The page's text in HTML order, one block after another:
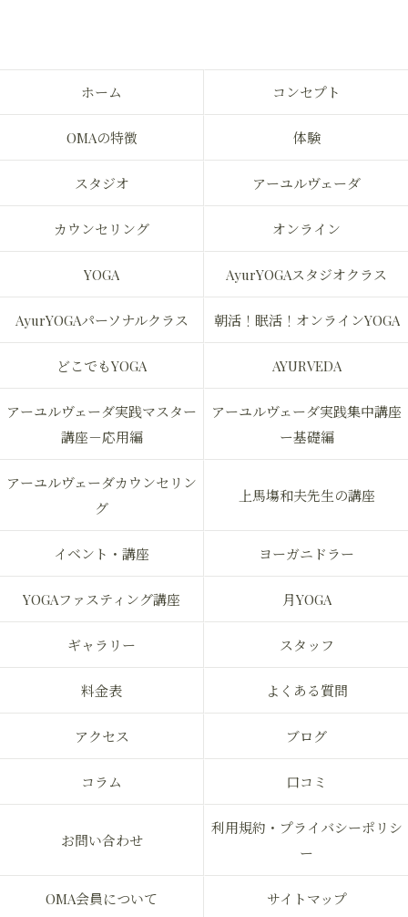
ホーム コンセプト
OMAの特徴 体験
スタジオ アーユルヴェーダ
カウンセリング オンライン
YOGA AyurYOGAスタジオクラス
AyurYOGAパーソナルクラス 朝活！眠活！オンラインYOGA
どこでもYOGA AYURVEDA
アーユルヴェーダ実践マスター
講座－応用編
アーユルヴェーダ実践集中講座
ー基礎編
アーユルヴェーダカウンセリン
グ
上馬塲和夫先生の講座
イベント・講座 ヨーガニドラー
YOGAファスティング講座 月YOGA
ギャラリー スタッフ
料金表 よくある質問
アクセス ブログ
コラム 口コミ
お問い合わせ
利用規約・プライバシーポリシ
ー
OMA会員について サイトマップ